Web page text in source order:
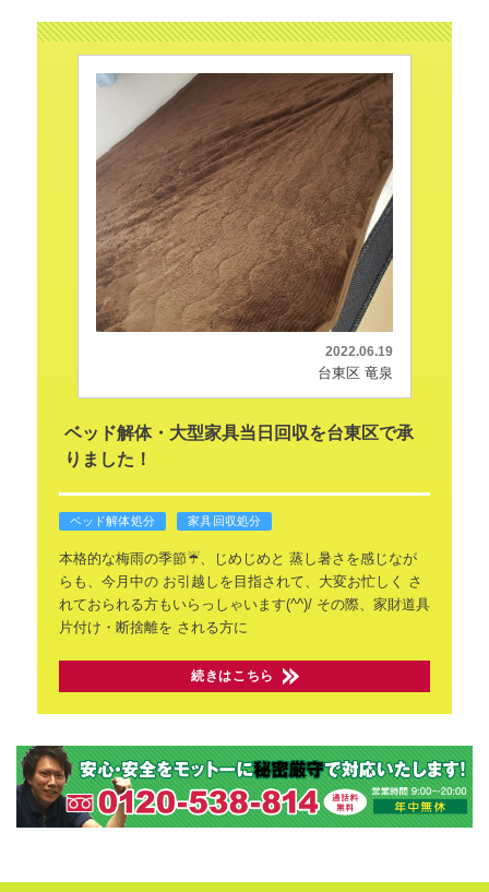
2022.06.19
台東区 竜泉
ベッド解体・大型家具当日回収を台東区で承
りました！
ベッド解体処分 家具回収処分
本格的な梅雨の季節☔、じめじめと 蒸し暑さを感じなが
らも、今月中のお引越しを目指されて、大変お忙しく
さ
れておられる方もいらっしゃいます(^^)/ その際、家財道具
片付け・断捨離を される方に
続きはこちら